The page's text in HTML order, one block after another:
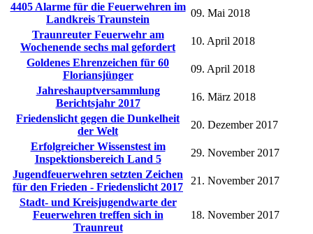
4405 Alarme für die Feuerwehren im
Landkreis Traunstein
09. Mai 2018
Traunreuter Feuerwehr am
Wochenende sechs mal gefordert
10. April 2018
Goldenes Ehrenzeichen für 60
Floriansjünger
09. April 2018
Jahreshauptversammlung
Berichtsjahr 2017
16. März 2018
Friedenslicht gegen die Dunkelheit
der Welt
20. Dezember 2017
Erfolgreicher Wissenstest im
Inspektionsbereich Land 5
29. November 2017
Jugendfeuerwehren setzten Zeichen
für den Frieden - Friedenslicht 2017
21. November 2017
Stadt- und Kreisjugendwarte der
Feuerwehren treffen sich in
Traunreut
18. November 2017